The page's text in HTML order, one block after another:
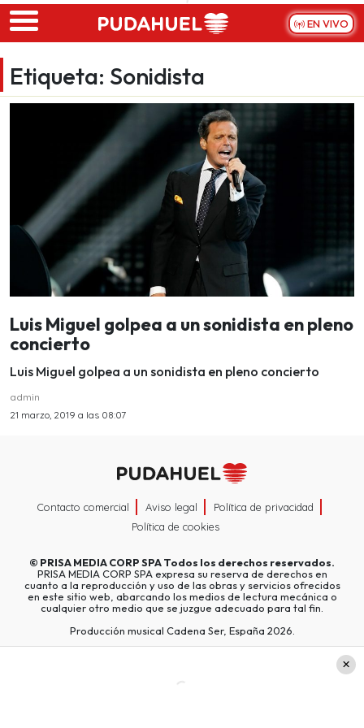
Skip to main content
EN VIVO
Etiqueta: Sonidista
Luis Miguel golpea a un sonidista en pleno
concierto
Luis Miguel golpea a un sonidista en pleno concierto
admin
21 marzo, 2019 a las 08:07
Contacto comercial Aviso legal
Política de privacidad
Política de cookies
© PRISA MEDIA CORP SPATodos los derechos reservados.
PRISA MEDIA CORP SPA expresa su reserva de derechos en
cuanto a la reproducción y uso de las obras y servicios ofrecidos
en este sitio web, abarcando los medios de lectura mecánica o
cualquier otro medio que se juzgue adecuado para tal fin.
Producción musical Cadena Ser, España 2026.